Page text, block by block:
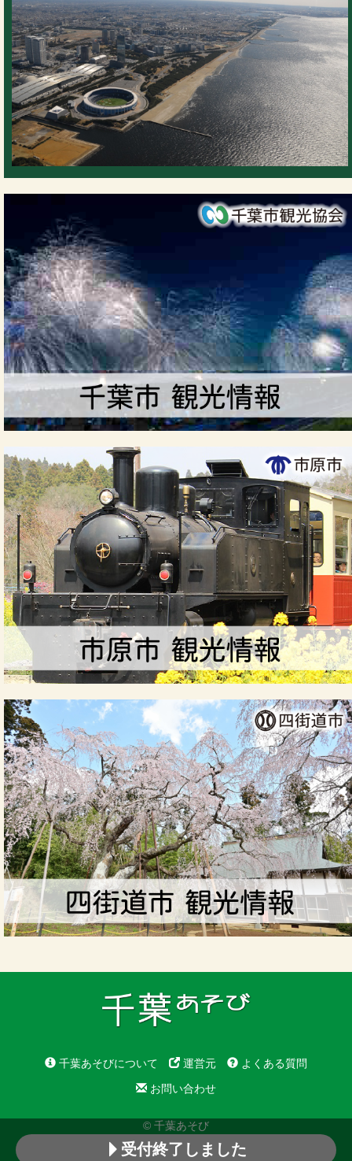
千葉あそびについて 運営元
よくある質問
お問い合わせ
© 千葉あそび
受付終了しました